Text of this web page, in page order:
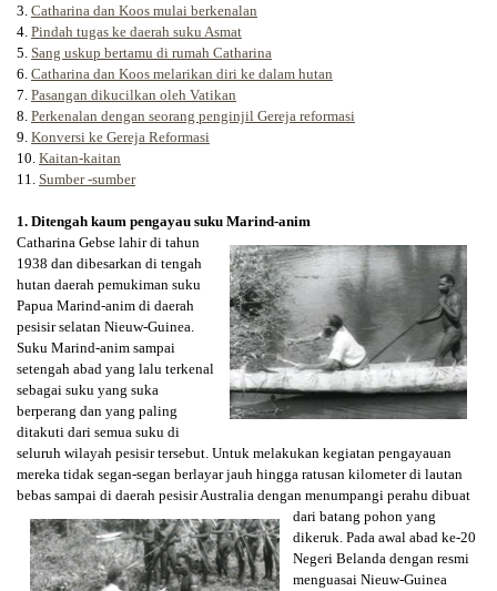
3. Catharina dan Koos mulai berkenalan
4. Pindah tugas ke daerah suku Asmat
5. Sang uskup bertamu di rumah Catharina
6. Catharina dan Koos melarikan diri ke dalam hutan
7. Pasangan dikucilkan oleh Vatikan
8. Perkenalan dengan seorang penginjil Gereja reformasi
9. Konversi ke Gereja Reformasi
10. Kaitan-kaitan
11. Sumber -sumber
1. Ditengah kaum pengayau suku Marind-anim
Catharina Gebse lahir di tahun
1938 dan dibesarkan di tengah
hutan daerah pemukiman suku
Papua Marind-anim di daerah
pesisir selatan Nieuw-Guinea.
Suku Marind-anim sampai
setengah abad yang lalu terkenal
sebagai suku yang suka
berperang dan yang paling
ditakuti dari semua suku di
seluruh wilayah pesisir tersebut. Untuk melakukan kegiatan pengayauan
mereka tidak segan-segan berlayar jauh hingga ratusan kilometer di lautan
bebas sampai di daerah pesisir Australia dengan menumpangi perahu dibuat
dari batang pohon yang
dikeruk. Pada awal abad ke-20
Negeri Belanda dengan resmi
menguasai Nieuw-Guinea